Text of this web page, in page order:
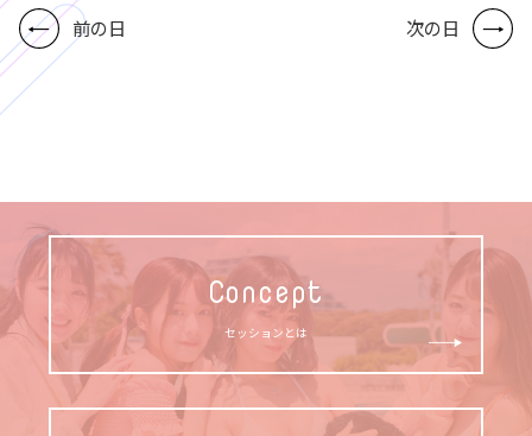
前の日 次の日
Concept
セッションとは